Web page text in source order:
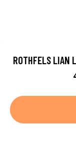
ROTHFELS LIAN